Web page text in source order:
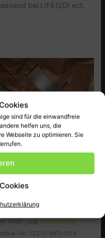
sind für die einwandfreie
helfen uns, die
Webseite zu optimieren. Sie
bei LIFE(2D) ect.
NICHT VORRÄTIG
CBX650CD
€
inkl. MwSt., zzgl. Versandkosten
Nr.: 13215-ME5-004